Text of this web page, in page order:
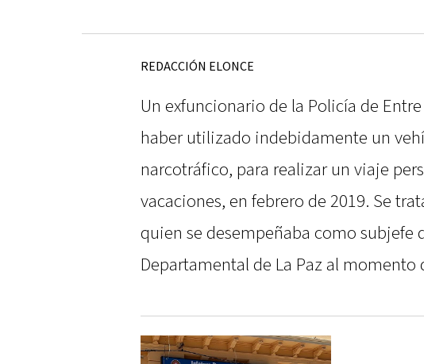
REDACCIÓN ELONCE
Un exfuncionario de la Policía de
haber utilizado indebidamente un
narcotráfico, para realizar un viaje
vacaciones, en febrero de 2019. Se
quien se desempeñaba como subjefe
Departamental de La Paz al momento